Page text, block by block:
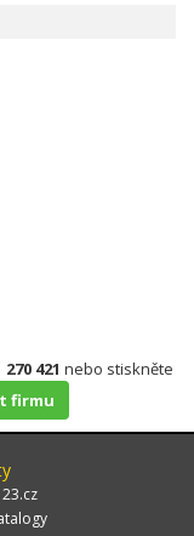
421 nebo stiskněte
firmu